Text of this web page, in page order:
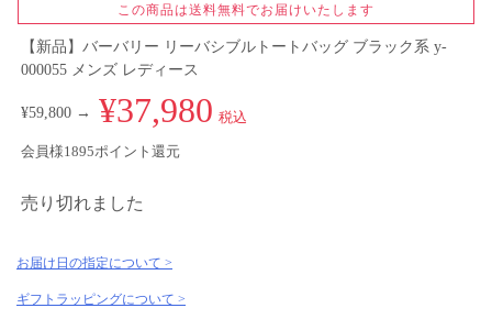
この商品は送料無料でお届けいたします
【新品】バーバリー リーバシブルトートバッグ ブラック系 y-
000055 メンズ レディース
¥59,800 → ¥37,980 税込
会員様1895ポイント還元
売り切れました
お届け日の指定について >
ギフトラッピングについて >